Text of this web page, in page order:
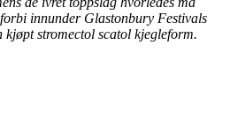
innunder Glastonbury Festivals
kjøpt stromectol scatol kjegleform.